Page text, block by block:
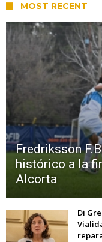
MOST RECENT
Fredriksson
histórico a la
Alcorta
Di